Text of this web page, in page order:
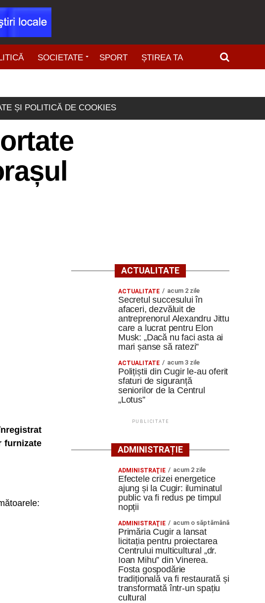
SOCIETATE SPORT ȘTIREA TA
ȘI POLITICĂ DE COOKIES
furnizate
ACTUALITATE
ACTUALITATE acum 2 zile
Secretul succesului în
afaceri, dezvăluit de
antreprenorul Alexandru Jittu
care a lucrat pentru Elon
Musk: „Dacă nu faci asta ai
mari șanse să ratezi”
ACTUALITATE acum 3 zile
Polițiștii din Cugir le-au oferit
sfaturi de siguranță
seniorilor de la Centrul
„Lotus”
PUBLICITATE
ADMINISTRAȚIE
ADMINISTRAŢIE acum 2 zile
Efectele crizei energetice
ajung și la Cugir: iluminatul
public va fi redus pe timpul
nopții
ADMINISTRAŢIE acum o săptămână
Primăria Cugir a lansat
licitația pentru proiectarea
Centrului multicultural „dr.
Ioan Mihu” din Vinerea.
Fosta gospodărie
tradițională va fi restaurată și
transformată într-un spațiu
cultural